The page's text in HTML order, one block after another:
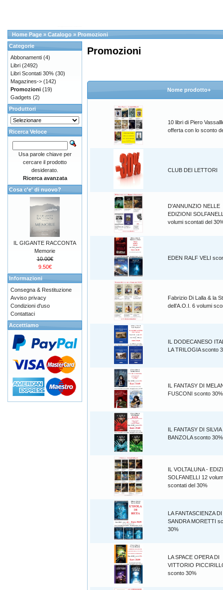
Home Page » Catalogo » Promozioni
Promozioni
Nome prodotto+
10 libri di Piero
offerta con lo sconto
CLUB DEI LETTORI
D'ANNUNZIO NELLE
EDIZIONI
volumi scontati del
EDEN RALF VELI
Fabrizio Di Lalla & la
dell’A.O.I. 6 volumi
IL DODECANESO
LA TRILOGIA sconto
IL FANTASY DI
FUSCONI sconto 30%
IL FANTASY DI SILVIA
BANZOLA sconto 30%
IL VOLTALUNA -
SOLFANELLI 12
scontati del 30%
LA FANTASCIENZA DI
SANDRA MORETTI
30%
LA SPACE OPERA DI
VITTORIO
sconto 30%
Categorie
Abbonamenti (4)
Libri (2492)
Libri Scontati 30% (30)
Magazines-> (142)
Promozioni (19)
Gadgets (2)
Produttori
Ricerca Veloce
Usa parole chiave per
cercare il prodotto
desiderato.
Ricerca avanzata
Cosa c'e' di nuovo?
IL GIGANTE RACCONTA
Memorie
10.00€
9.50€
Informazioni
Consegna & Restituzione
Avviso privacy
Condizioni d'uso
Contattaci
Accettiamo